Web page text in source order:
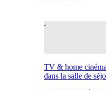
TV & home
dans la salle de